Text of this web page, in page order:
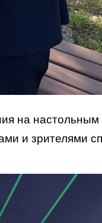
на настольным
и зрителями